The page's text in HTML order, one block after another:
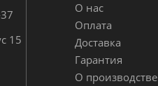
15
О нас
Оплата
Доставка
Гарантия
О производстве